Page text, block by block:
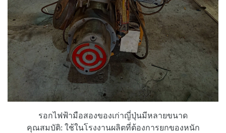
รอกไฟฟ้ามือสองของเก่าญี่ปุ่นมีหลายขนาด
คุณสมบัติ: ใช้ในโรงงานผลิตที่ต้องการยกของหนัก